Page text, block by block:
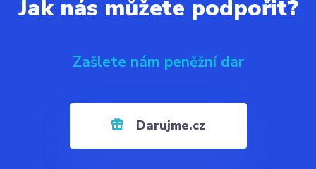
Jak nás můžete podpořit?
Zašlete nám peněžní dar
Darujme.cz